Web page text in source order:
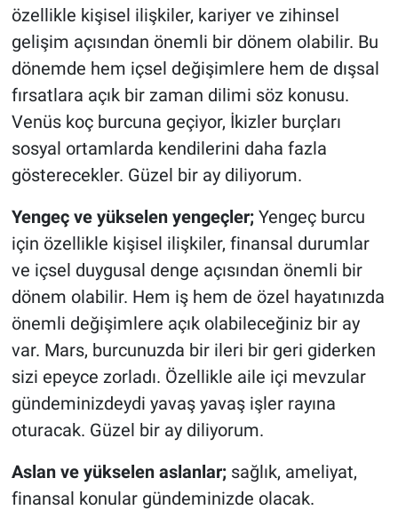
özellikle kişisel ilişkiler, kariyer ve zihinsel
gelişim açısından önemli bir dönem olabilir. Bu
dönemde hem içsel değişimlere hem de dışsal
fırsatlara açık bir zaman dilimi söz konusu.
Venüs koç burcuna geçiyor, İkizler burçları
sosyal ortamlarda kendilerini daha fazla
gösterecekler. Güzel bir ay diliyorum.
Yengeç ve yükselen yengeçler;Yengeç burcu
için özellikle kişisel ilişkiler, finansal durumlar
ve içsel duygusal denge açısından önemli bir
dönem olabilir. Hem iş hem de özel hayatınızda
önemli değişimlere açık olabileceğiniz bir ay
var. Mars, burcunuzda bir ileri bir geri giderken
sizi epeyce zorladı. Özellikle aile içi mevzular
gündeminizdeydi yavaş yavaş işler rayına
oturacak. Güzel bir ay diliyorum.
Aslan ve yükselen aslanlar;sağlık, ameliyat,
finansal konular gündeminizde olacak.